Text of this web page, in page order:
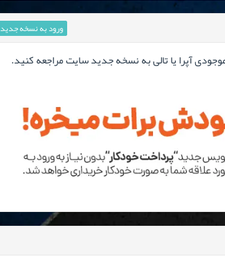
ورود به نسخه جدید
آپرا یا تالی به نسخه جدید سایت مراجعه کنید.